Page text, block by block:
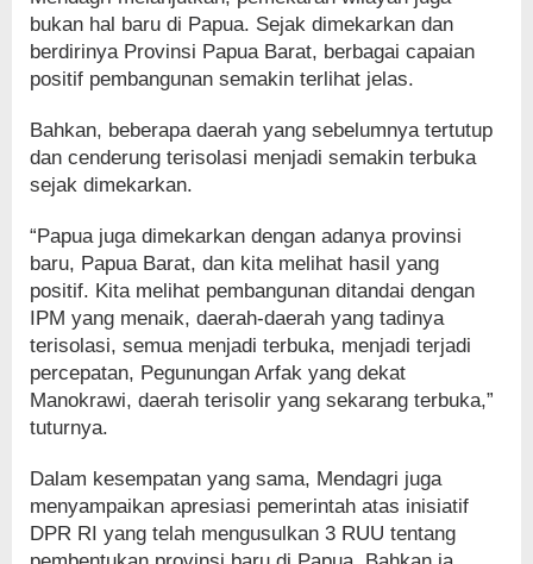
bukan hal baru di Papua. Sejak dimekarkan dan
berdirinya Provinsi Papua Barat, berbagai capaian
positif pembangunan semakin terlihat jelas.
Bahkan, beberapa daerah yang sebelumnya tertutup
dan cenderung terisolasi menjadi semakin terbuka
sejak dimekarkan.
“Papua juga dimekarkan dengan adanya provinsi
baru, Papua Barat, dan kita melihat hasil yang
positif. Kita melihat pembangunan ditandai dengan
IPM yang menaik, daerah-daerah yang tadinya
terisolasi, semua menjadi terbuka, menjadi terjadi
percepatan, Pegunungan Arfak yang dekat
Manokrawi, daerah terisolir yang sekarang terbuka,”
tuturnya.
Dalam kesempatan yang sama, Mendagri juga
menyampaikan apresiasi pemerintah atas inisiatif
DPR RI yang telah mengusulkan 3 RUU tentang